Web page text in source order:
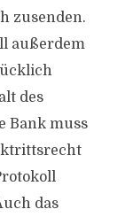
zusenden.
außerdem
des
Bank muss
das